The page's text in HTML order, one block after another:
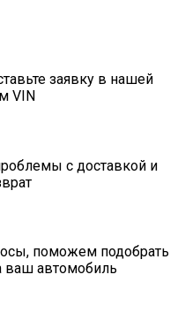
заявку в нашей
VIN
с доставкой и
поможем подобрать
ваш автомобиль